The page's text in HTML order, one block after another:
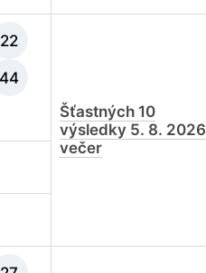
22
44
Šťastných 10
výsledky 5. 8. 2026
večer